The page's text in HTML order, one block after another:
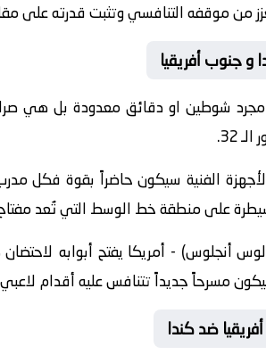
من موقفه التنافسي وتثبت قدرته على
و جنوب أفريقيا
مجرد شوطين او دقائق معدودة بل هي
32.
الأجهزة الفنية سيكون حاضراً بقوة
على منطقة خط الوسط التي تُعد مفتاح
- أمريكا يفتح أبوابه
ليكون مسرحاً جديداً تتنافس عليه أقدام
ضد كندا